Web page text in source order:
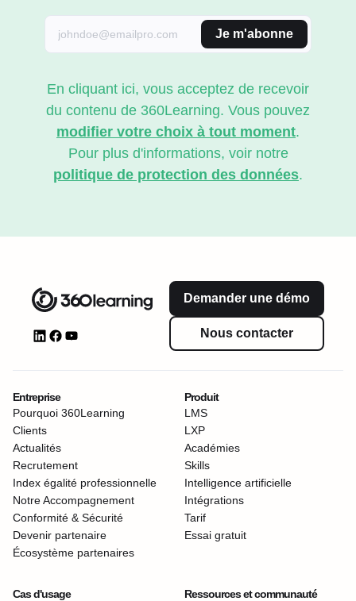
Je m'abonne
En cliquant ici, vous acceptez de recevoir
du contenu de 360Learning. Vous pouvez
modifier votre choix à tout moment.
Pour plus d'informations, voir notre
politique de protection des données.
Demander une démo
Nous contacter
Entreprise
Pourquoi 360Learning
Clients
Actualités
Recrutement
Index égalité professionnelle
Notre Accompagnement
Conformité & Sécurité
Devenir partenaire
Écosystème partenaires
Produit
LMS
LXP
Académies
Skills
Intelligence artificielle
Intégrations
Tarif
Essai gratuit
Cas d'usage
Ressources et communauté